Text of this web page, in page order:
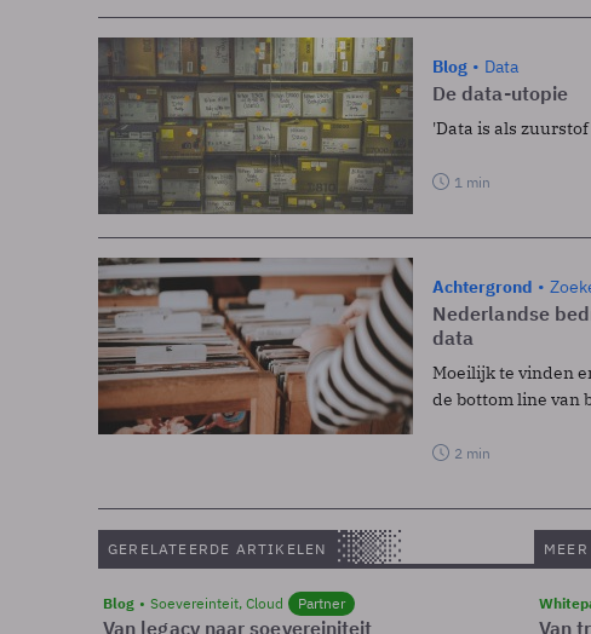
Blog Data
De data-utopie
'Data is als
1 min
Achtergrond
Nederlandse
data
Moeilijk te vinden
de bottom line van
2 min
GERELATEERDE ARTIKELEN
Blog Soevereinteit, Cloud Partner
Van legacy naar soevereiniteit Van